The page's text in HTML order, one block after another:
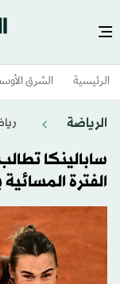
الرئيسية الشرق
الرياضة
سابالينكا
الفترة